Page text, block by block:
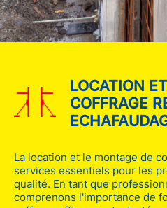
LOCATION
COFFRAGE
La location et le montage de
services essentiels pour les
qualité. En tant que
comprenons l'importance de